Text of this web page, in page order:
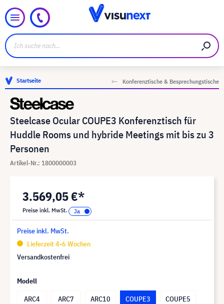
Startseite Konferenztische & Besprechungstische
Steelcase Ocular COUPE3 Konferenztisch für
Huddle Rooms und hybride Meetings mit bis zu 3
Personen
Artikel-Nr.: 1800000003
3.569,05 €*
Preise inkl. MwSt.
Preise inkl. MwSt.
Lieferzeit 4-6 Wochen
Versandkostenfrei
Modell
ARC4
ARC7 ARC10 COUPE3 COUPE5